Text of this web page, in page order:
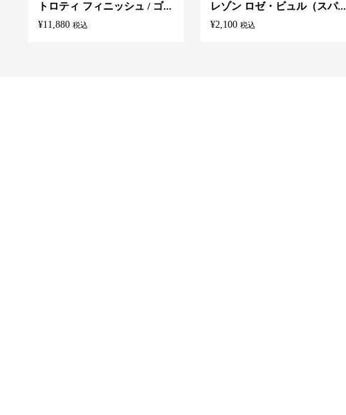
トロティ フィニッシュ / ゴ...
¥11,880 税込
レゾン ロゼ・ビュル（スパ...
¥2,100 税込